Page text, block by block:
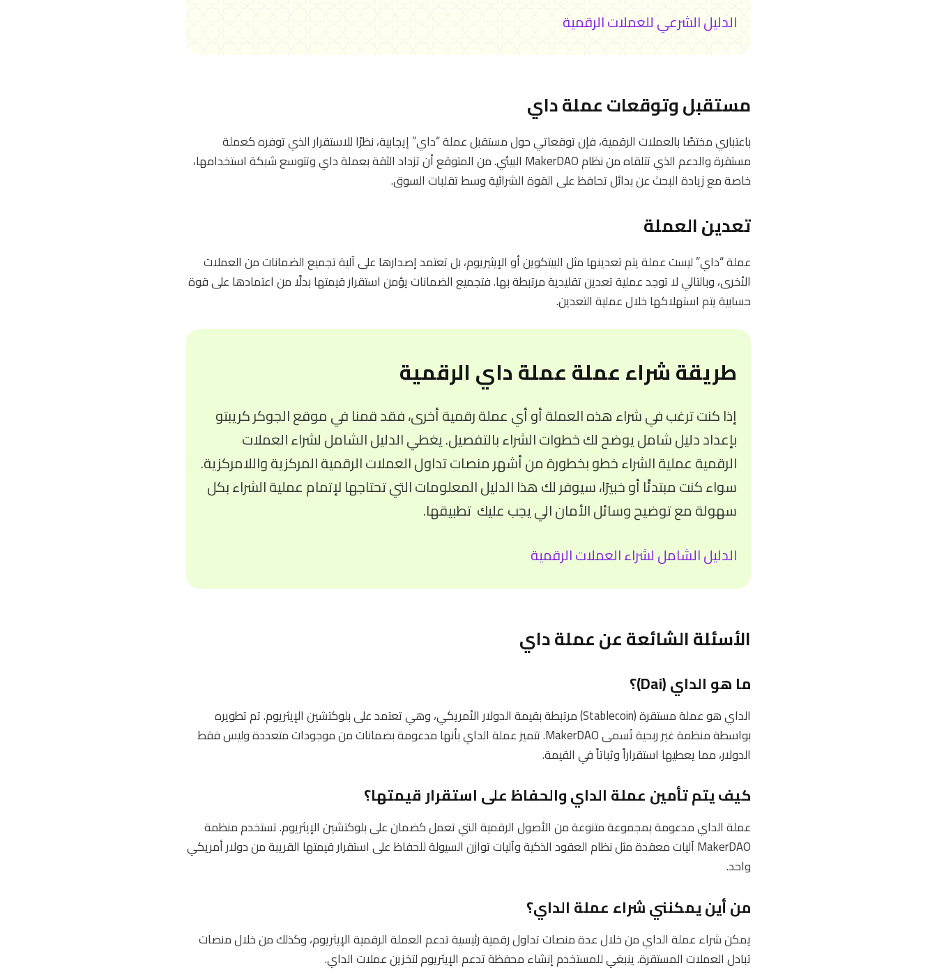
الدليل الشرعي للعملات الرقمية
مستقبل وتوقعات عملة داي
باعتباري مختصًا بالعملات الرقمية، فإن توقعاتي حول مستقبل عملة “داي” إيجابية، نظرًا للاستقرار الذي توفره كعملة
مستقرة والدعم الذي تتلقاه من نظام MakerDAO البيئي. من المتوقع أن تزداد الثقة بعملة داي وتتوسع شبكة استخدامها،
خاصة مع زيادة البحث عن بدائل تحافظ على القوة الشرائية وسط تقلبات السوق.
تعدين العملة
عملة “داي” ليست عملة يتم تعدينها مثل البيتكوين أو الإيثيريوم، بل تعتمد إصدارها على آلية تجميع الضمانات من العملات
الأخرى، وبالتالي لا توجد عملية تعدين تقليدية مرتبطة بها. فتجميع الضمانات يؤمن استقرار قيمتها بدلًا من اعتمادها على قوة
حسابية يتم استهلاكها خلال عملية التعدين.
طريقة شراء عملة عملة داي الرقمية
إذا كنت ترغب في شراء هذه العملة أو أي عملة رقمية أخرى، فقد قمنا في موقع الجوكر كريبتو
بإعداد دليل شامل يوضح لك خطوات الشراء بالتفصيل. يغطي الدليل الشامل لشراء العملات
الرقمية عملية الشراء خطو بخطورة من أشهر منصات تداول العملات الرقمية المركزية واللامركزية.
سواء كنت مبتدئًا أو خبيرًا، سيوفر لك هذا الدليل المعلومات التي تحتاجها لإتمام عملية الشراء بكل
سهولة مع توضيح وسائل الأمان الي يجب عليك تطبيقها.
الدليل الشامل لشراء العملات الرقمية
الأسئلة الشائعة عن عملة داي
ما هو الداي (Dai)؟
الداي هو عملة مستقرة (Stablecoin) مرتبطة بقيمة الدولار الأمريكي، وهي تعتمد على بلوكتشين الإيثريوم. تم تطويره
بواسطة منظمة غير ربحية تُسمى MakerDAO. تتميز عملة الداي بأنها مدعومة بضمانات من موجودات متعددة وليس فقط
الدولار، مما يعطيها استقراراً وثباتاً في القيمة.
كيف يتم تأمين عملة الداي والحفاظ على استقرار قيمتها؟
عملة الداي مدعومة بمجموعة متنوعة من الأصول الرقمية التي تعمل كضمان على بلوكتشين الإيثريوم. تستخدم منظمة
MakerDAO آليات معقدة مثل نظام العقود الذكية وآليات توازن السيولة للحفاظ على استقرار قيمتها القريبة من دولار أمريكي
واحد.
من أين يمكنني شراء عملة الداي؟
يمكن شراء عملة الداي من خلال عدة منصات تداول رقمية رئيسية تدعم العملة الرقمية الإيثريوم، وكذلك من خلال منصات
تبادل العملات المستقرة. ينبغي للمستخدم إنشاء محفظة تدعم الإيثريوم لتخزين عملات الداي.